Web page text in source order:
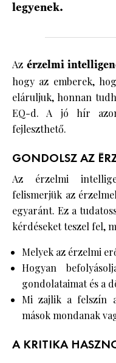
legyenek.
Az érzelmi
hogy az emberek,
eláruljuk, honnan
EQ-d. A jó hír
fejleszthető.
GONDOLSZ AZ
Az érzelmi
felismerjük az
egyaránt. Ez a
kérdéseket teszel fel,
Melyek az érzelmi
Hogyan
gondolataimat és a
Mi zajlik a felszín
mások mondanak
A KRITIKA